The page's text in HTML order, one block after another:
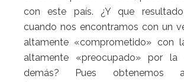
con este país. ¿Y que
cuando nos encontramos con un
altamente «comprometido» con
altamente «preocupado» por
demás? Pues